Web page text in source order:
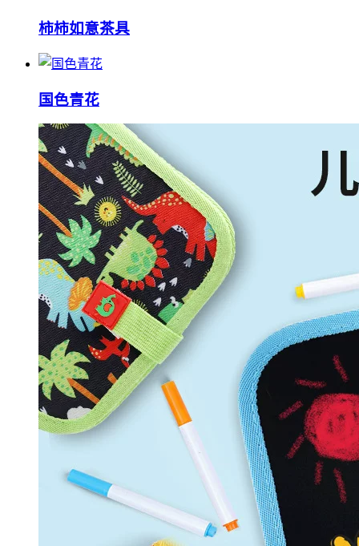
柿柿如意茶具
国色青花